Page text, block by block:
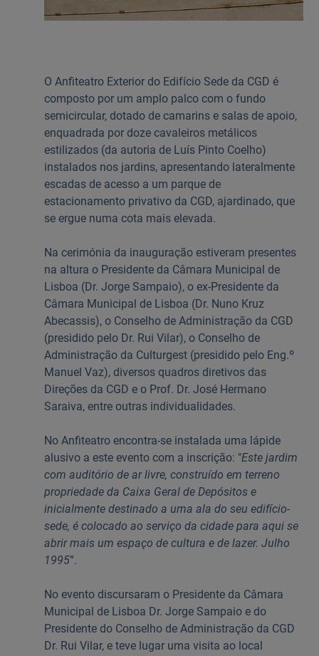
O Anfiteatro Exterior do Edifício Sede da CGD é
composto por um amplo palco com o fundo
semicircular, dotado de camarins e salas de apoio,
enquadrada por doze cavaleiros metálicos
estilizados (da autoria de Luís Pinto Coelho)
instalados nos jardins, apresentando lateralmente
escadas de acesso a um parque de
estacionamento privativo da CGD, ajardinado, que
se ergue numa cota mais elevada.
Na cerimónia da inauguração estiveram presentes
na altura o Presidente da Câmara Municipal de
Lisboa (Dr. Jorge Sampaio), o ex-Presidente da
Câmara Municipal de Lisboa (Dr. Nuno Kruz
Abecassis), o Conselho de Administração da CGD
(presidido pelo Dr. Rui Vilar), o Conselho de
Administração da Culturgest (presidido pelo Eng.º
Manuel Vaz), diversos quadros diretivos das
Direções da CGD e o Prof. Dr. José Hermano
Saraiva, entre outras individualidades.
No Anfiteatro encontra-se instalada uma lápide
alusivo a este evento com a inscrição: "Este jardim
com auditório de ar livre, construído em terreno
propriedade da Caixa Geral de Depósitos e
inicialmente destinado a uma ala do seu edifício-
sede, é colocado ao serviço da cidade para aqui se
abrir mais um espaço de cultura e de lazer. Julho
1995”.
No evento discursaram o Presidente da Câmara
Municipal de Lisboa Dr. Jorge Sampaio e do
Presidente do Conselho de Administração da CGD
Dr. Rui Vilar, e teve lugar uma visita ao local